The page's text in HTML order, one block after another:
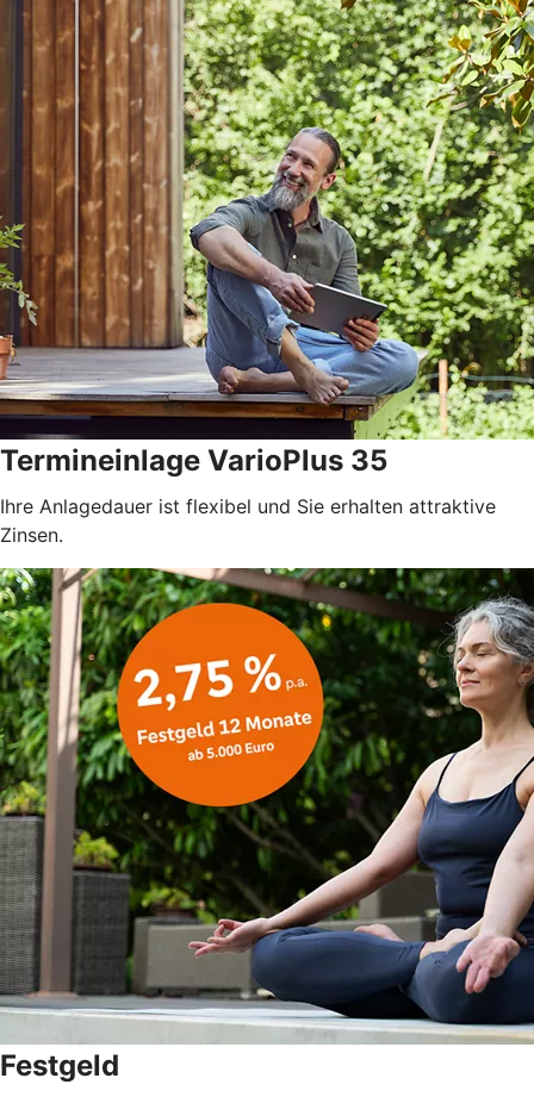
Termineinlage VarioPlus 35
Ihre Anlagedauer ist flexibel und Sie erhalten attraktive
Zinsen.
Festgeld